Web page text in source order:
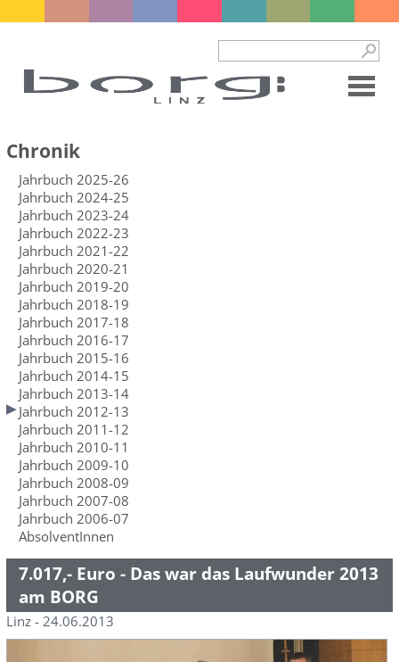
Chronik
Jahrbuch 2025-26
Jahrbuch 2024-25
Jahrbuch 2023-24
Jahrbuch 2022-23
Jahrbuch 2021-22
Jahrbuch 2020-21
Jahrbuch 2019-20
Jahrbuch 2018-19
Jahrbuch 2017-18
Jahrbuch 2016-17
Jahrbuch 2015-16
Jahrbuch 2014-15
Jahrbuch 2013-14
Jahrbuch 2012-13
Jahrbuch 2011-12
Jahrbuch 2010-11
Jahrbuch 2009-10
Jahrbuch 2008-09
Jahrbuch 2007-08
Jahrbuch 2006-07
AbsolventInnen
7.017,- Euro - Das war das Laufwunder 2013
am BORG
Linz - 24.06.2013